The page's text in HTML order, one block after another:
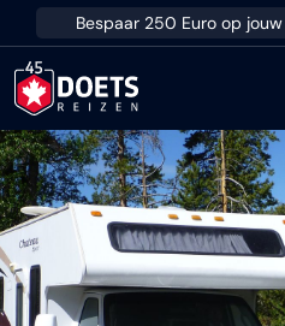
Ga direct naar inhoud
Bespaar 250 Euro op